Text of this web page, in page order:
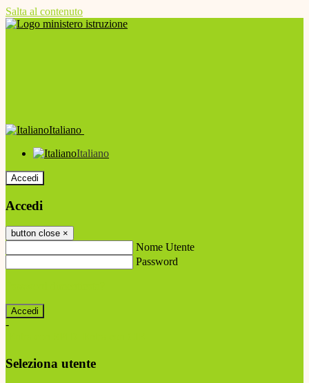
Salta al contenuto
Italiano
Italiano
Accedi
Accedi
button close ×
Nome Utente
Password
-
Seleziona utente